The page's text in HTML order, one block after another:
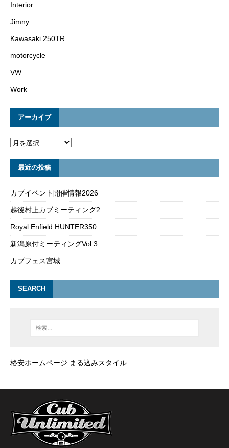
Interior
Jimny
Kawasaki 250TR
motorcycle
VW
Work
アーカイブ
最近の投稿
カブイベント開催情報2026
越後村上カブミーティング2
Royal Enfield HUNTER350
新潟原付ミーティングVol.3
カブフェス宮城
SEARCH
格安ホームページ まる込みスタイル